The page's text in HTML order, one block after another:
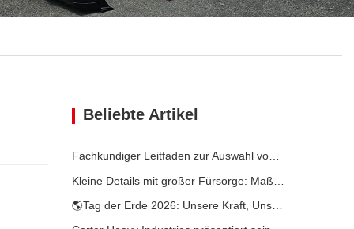
Beliebte Artikel
Fachkundiger Leitfaden zur Auswahl von Carter-Baggern (0,6 t bis 60 t) für optimale Baustelleneffizienz